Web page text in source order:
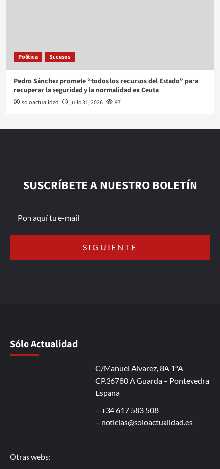
Política Sucesos
Pedro Sánchez promete “todos los recursos del Estado” para
recuperar la seguridad y la normalidad en Ceuta
soloactualidad julio 31, 2026 97
SUSCRÍBETE A NUESTRO BOLETÍN
Sólo Actualidad
C/Manuel Álvarez, 8A 1ºA
CP.36780 A Guarda – Pontevedra
España
– +34 617 583 508
– noticias@soloactualidad.es
Otras webs: